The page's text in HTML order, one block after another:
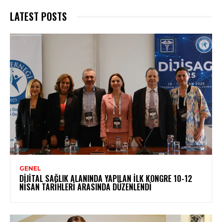
LATEST POSTS
GENEL
DIJITAL SAĞLIK ALANINDA YAPILAN İLK KONGRE 10-12
NISAN TARIHLERI ARASINDA DÜZENLENDI